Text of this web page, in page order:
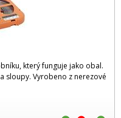
který funguje jako obal.
sloupy. Vyrobeno z nerezové